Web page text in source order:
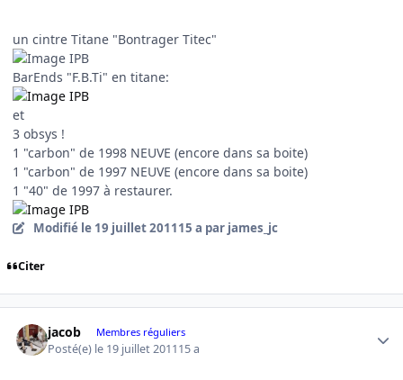
un cintre Titane "Bontrager Titec"
BarEnds "F.B.Ti" en titane:
et
3 obsys !
1 "carbon" de 1998 NEUVE (encore dans sa boite)
1 "carbon" de 1997 NEUVE (encore dans sa boite)
1 "40" de 1997 à restaurer.
Modifié le 19 juillet 201115 a par james_jc
Citer
jacob Membres réguliers
Posté(e) le 19 juillet 201115 a